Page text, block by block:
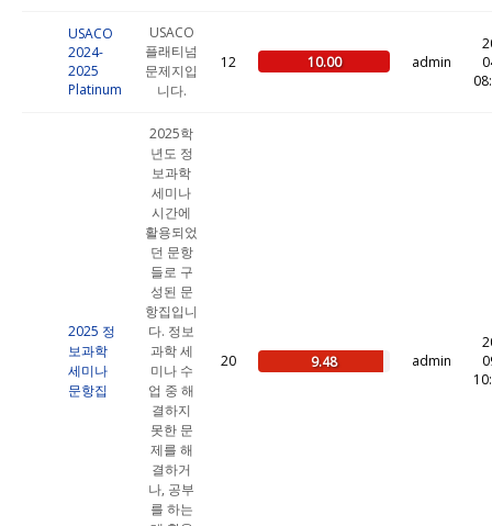
USACO
2024-
2025
Platinum
USACO
플래티넘
문제지입
니다.
12 10.00 admin
2025 정
보과학
세미나
문항집
2025학
년도 정
보과학
세미나
시간에
활용되었
던 문항
들로 구
성된 문
항집입니
다. 정보
과학 세
미나 수
업 중 해
결하지
못한 문
제를 해
결하거
나, 공부
를 하는
20 9.48 admin